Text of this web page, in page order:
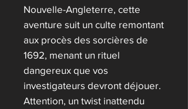
Nouvelle-Angleterre, cette
aventure suit un culte remontant
aux procès des sorcières de
1692, menant un rituel
dangereux que vos
investigateurs devront déjouer.
Attention, un twist inattendu